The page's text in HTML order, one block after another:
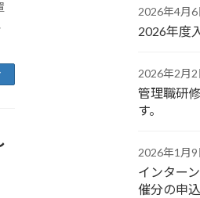
2026年4月6
2026年度
2026年2月2
管理職研
す。
2026年1月9
インター
催分の申